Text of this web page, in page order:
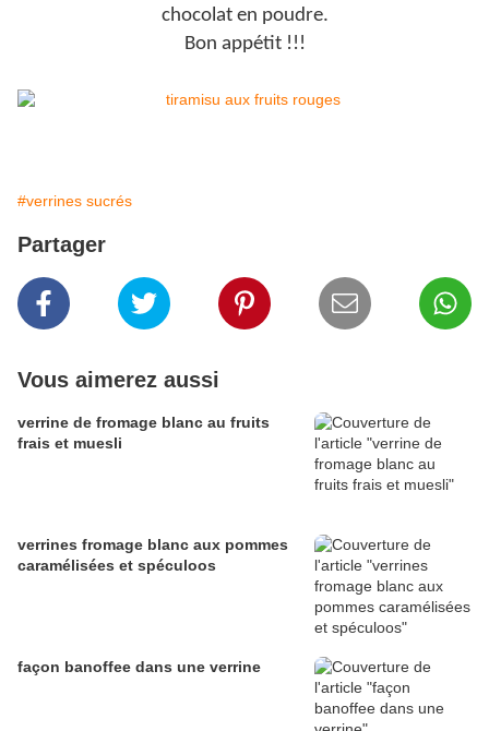
chocolat en poudre.
Bon appétit !!!
#verrines sucrés
Partager
Vous aimerez aussi
verrine de fromage blanc au fruits
frais et muesli
verrines fromage blanc aux pommes
caramélisées et spéculoos
façon banoffee dans une verrine